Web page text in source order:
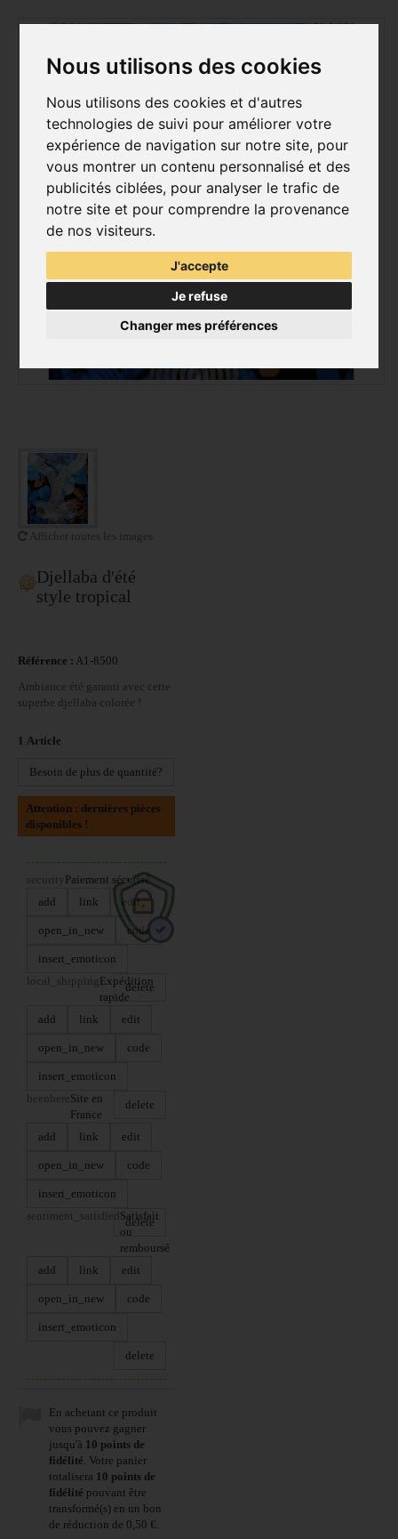
Nous utilisons des cookies
Nous utilisons des cookies et d'autres
technologies de suivi pour améliorer votre
expérience de navigation sur notre site, pour
vous montrer un contenu personnalisé et des
publicités ciblées, pour analyser le trafic de
notre site et pour comprendre la provenance
de nos visiteurs.
J'accepte
Je refuse
Changer mes préférences
Afficher toutes les images
Djellaba d'été
style tropical
Référence : A1-8500
Ambiance été garanti avec cette
superbe djellaba colorée !
1 Article
Besoin de plus de quantité?
Attention : dernières pièces
disponibles !
security Paiement sécurisé
add
link edit
open_in_new code
insert_emoticon
delete
local_shipping Expédition
rapide
add
link edit
open_in_new code
insert_emoticon
delete
beenhereSite en
France
add
link edit
open_in_new code
insert_emoticon
delete
sentiment_satisfied Satisfait
ou
remboursé
add
link edit
open_in_new code
insert_emoticon
delete
En achetant ce produit
vous pouvez gagner
jusqu'à 10 points de
fidélité. Votre panier
totalisera 10 points de
fidélité pouvant être
transformé(s) en un bon
de réduction de 0,50 €.